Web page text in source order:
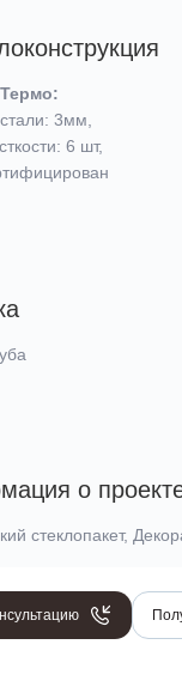
3мм,
6 шт,
о
стеклопакет,